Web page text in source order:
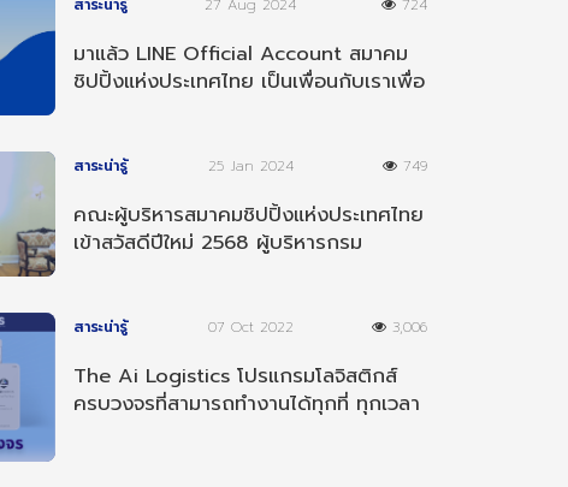
สาระน่ารู้ 27 Aug 2024 724
มาแล้ว LINE Official Account สมาคม
ชิปปิ้งแห่งประเทศไทย เป็นเพื่อนกับเราเพื่อ
สาระน่ารู้ 25 Jan 2024 749
คณะผู้บริหารสมาคมชิปปิ้งแห่งประเทศไทย
เข้าสวัสดีปีใหม่ 2568 ผู้บริหารกรม
สาระน่ารู้ 07 Oct 2022 3,006
The Ai Logistics โปรแกรมโลจิสติกส์
ครบวงจรที่สามารถทำงานได้ทุกที่ ทุกเวลา